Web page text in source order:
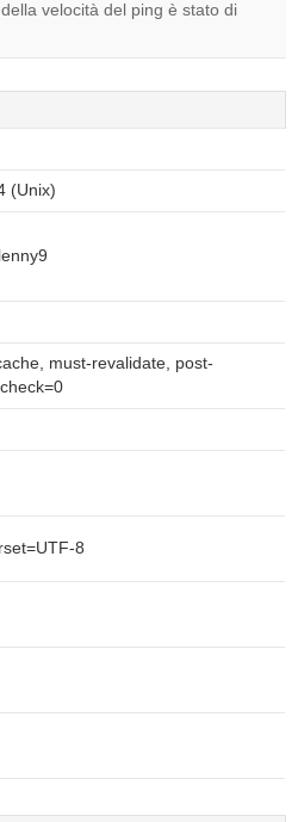
velocità del ping è stato di
(Unix)
must-revalidate, post-
8